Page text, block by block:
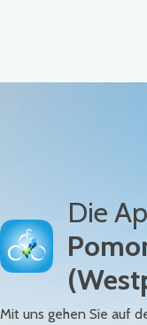
Die
Mit uns gehen Sie auf